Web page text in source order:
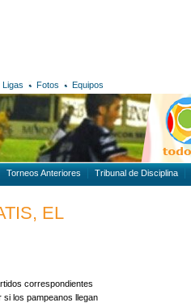
Ligas Fotos Equipos
Torneos Anteriores Tribunal de Disciplina
EL
correspondientes
si los pampeanos llegan